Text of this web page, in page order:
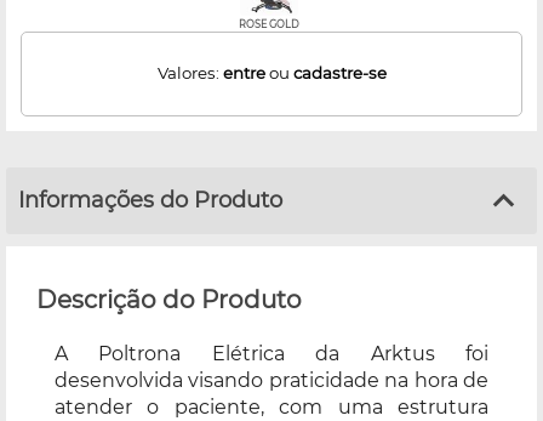
ROSE GOLD
Valores: entreou cadastre-se
Informações do Produto
Descrição do Produto
A Poltrona Elétrica da Arktus foi
desenvolvida visando praticidade na hora de
atender o paciente, com uma estrutura